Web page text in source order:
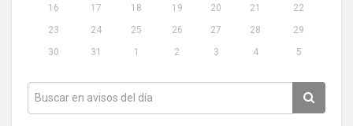
16
17 18 19 20 21
22
23
24 25 26 27 28
29
30
31 1 2 3 4 5